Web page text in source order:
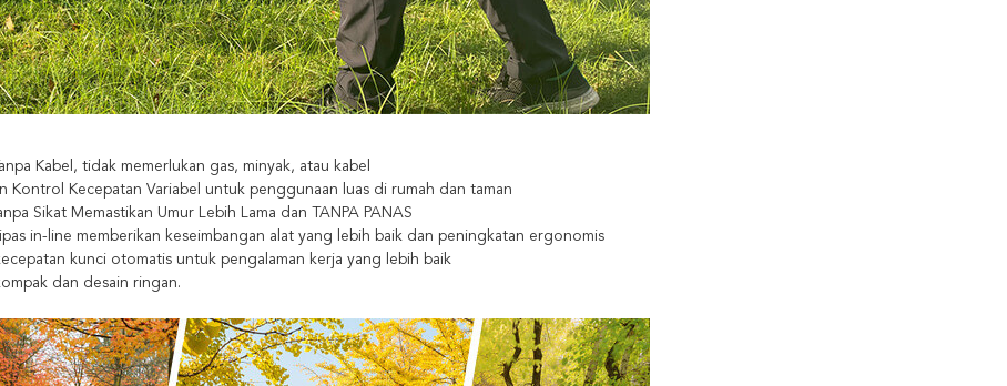
Kabel, tidak memerlukan gas, minyak, atau kabel
Kontrol Kecepatan Variabel untuk penggunaan luas di rumah dan taman
Sikat Memastikan Umur Lebih Lama dan TANPA PANAS
in-line memberikan keseimbangan alat yang lebih baik dan peningkatan ergonomis
kunci otomatis untuk pengalaman kerja yang lebih baik
dan desain ringan.